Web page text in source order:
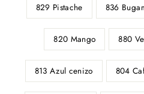
829 Pistache 836
820 Mango 880
813 Azul cenizo 804